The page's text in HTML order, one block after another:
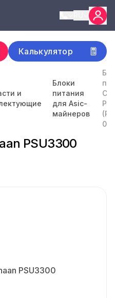
Калькулятор
и
Блоки
питания
для Asic-
майнеров
03)
PSU3300